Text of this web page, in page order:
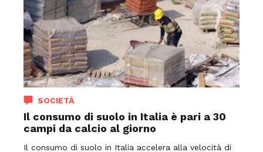
SOCIETÀ
Il consumo di suolo in Italia è pari a 30
campi da calcio al giorno
Il consumo di suolo in Italia accelera alla velocità di